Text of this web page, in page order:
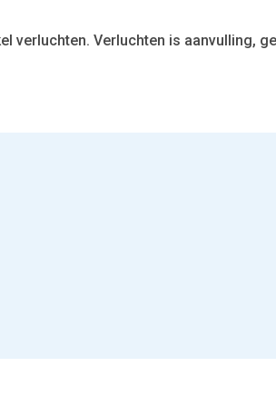
verluchten. Verluchten is aanvulling,